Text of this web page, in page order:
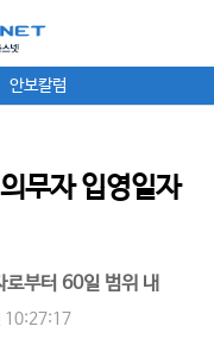
안보칼럼
무자 입영일자
부터 60일 범위 내
10:27:17